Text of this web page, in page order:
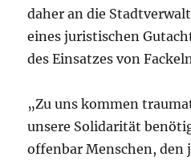
daher an die
eines juristischen
des Einsatzes von
„Zu uns kommen
unsere Solidarität
offenbar Menschen, den